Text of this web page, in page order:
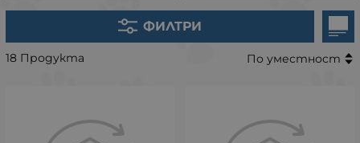
ФИЛТРИ
18 Продукта По уместност